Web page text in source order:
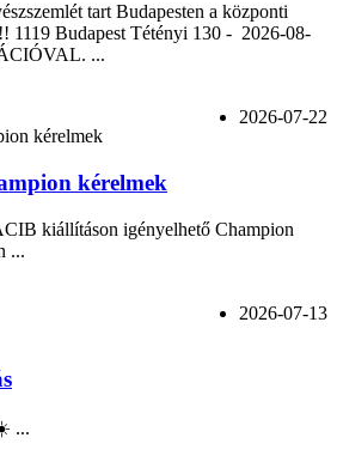
tart Budapesten a központi
1119 Budapest Tétényi 130 - 2026-08-
...
2026-07-22
kérelmek
kiállításon igényelhető Champion
...
2026-07-13
...